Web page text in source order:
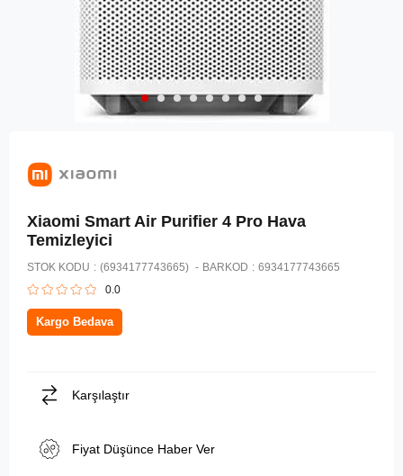
Xiaomi Smart Air Purifier 4 Pro Hava
Temizleyici
STOK KODU (6934177743665) BARKOD : 6934177743665
0.0
Kargo Bedava
Karşılaştır
Fiyat Düşünce Haber Ver